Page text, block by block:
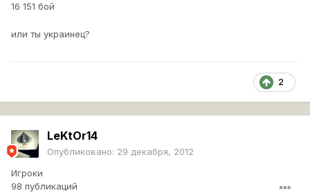
16 151 бой
или ты украинец?
2
LeKtOr14
Опубликовано: 29 декабря, 2012
Игроки
98 публикаций